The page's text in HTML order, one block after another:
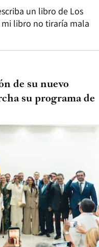
un libro de Los
libro no tiraría mala
de su nuevo
su programa de